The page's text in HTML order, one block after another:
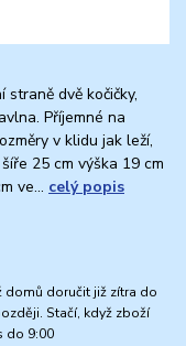
dvě kočičky,
Příjemné na
v klidu jak leží,
25 cm výška 19 cm
ve... celý popis
domů doručit již zítra do
Stačí, když zboží
do 9:00